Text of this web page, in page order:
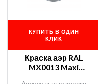
КУПИТЬ В ОДИН
КЛИК
Краска аэр RAL
MX0013 Maxi